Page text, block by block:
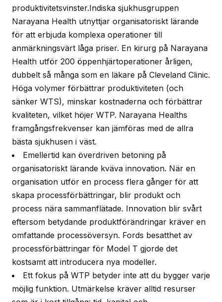
produktivitetsvinster.Indiska sjukhusgruppen
Narayana Health utnyttjar organisatoriskt lärande
för att erbjuda komplexa operationer till
anmärkningsvärt låga priser. En kirurg på Narayana
Health utför 200 öppenhjärtoperationer årligen,
dubbelt så många som en läkare på Cleveland Clinic.
Höga volymer förbättrar produktiviteten (och
sänker WTS), minskar kostnaderna och förbättrar
kvaliteten, vilket höjer WTP. Narayana Healths
framgångsfrekvenser kan jämföras med de allra
bästa sjukhusen i väst.
Emellertid kan överdriven betoning på
organisatoriskt lärande kväva innovation. När en
organisation utför en process flera gånger för att
skapa processförbättringar, blir produkt och
process nära sammanflätade. Innovation blir svårt
eftersom betydande produktförändringar kräver en
omfattande processöversyn. Fords besatthet av
processförbättringar för Model T gjorde det
kostsamt att introducera nya modeller.
Ett fokus på WTP betyder inte att du bygger varje
möjlig funktion. Utmärkelse kräver alltid resurser